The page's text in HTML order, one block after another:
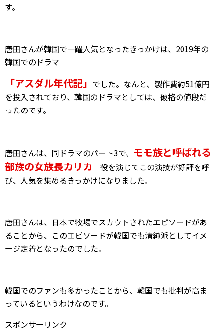
す。
唐田さんが韓国で一躍人気となったきっかけは、2019年の
韓国でのドラマ
「アスダル年代記」 でした。なんと、製作費約51億円
を投入されており、韓国のドラマとしては、破格の値段だ
ったのです。
唐田さんは、同ドラマのパート3で、 モモ族と呼ばれる
部族の女族長カリカ 役を演じてこの演技が好評を呼
び、人気を集めるきっかけになりました。
唐田さんは、日本で牧場でスカウトされたエピソードがあ
ることから、このエピソードが韓国でも清純派としてイメ
ージ定着となったのでした。
韓国でのファンも多かったことから、韓国でも批判が高ま
っているというわけなのです。
スポンサーリンク